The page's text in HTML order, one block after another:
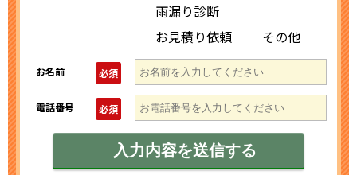
雨漏り診断
お見積り依頼
その他
お名前 必須
電話番号 必須